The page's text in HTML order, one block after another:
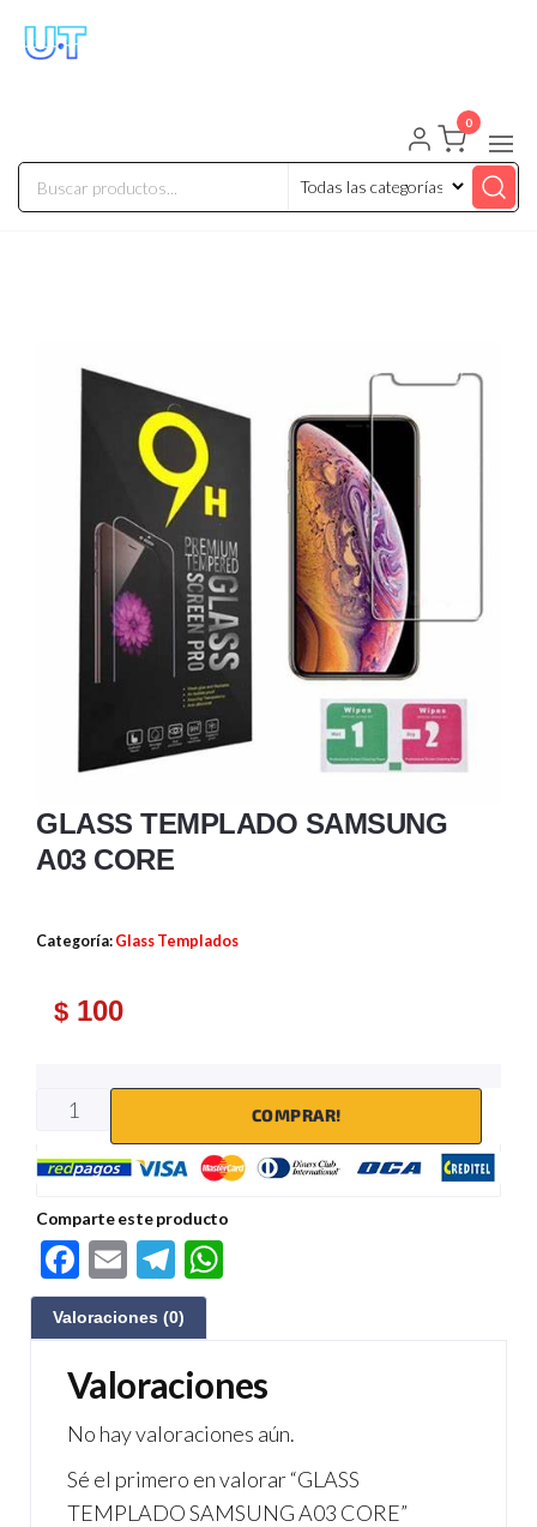
0
GLASS TEMPLADO SAMSUNG
A03 CORE
Categoría: Glass Templados
$ 100
COMPRAR!
Comparte este producto
F
ac
e
b
o
o
k
E
m
ail
Te
le
gr
a
m
s
A
p
p
Valoraciones (0)
Valoraciones
No hay valoraciones aún.
Sé el primero en valorar “GLASS
TEMPLADO SAMSUNG A03 CORE”